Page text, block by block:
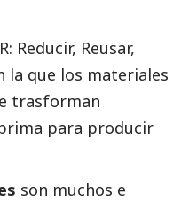
Reducir, Reusar,
la que los materiales
trasforman
para producir
son muchos e